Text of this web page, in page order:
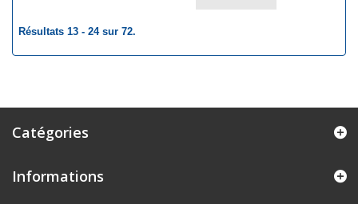
Résultats 13 - 24 sur 72.
Catégories
Informations